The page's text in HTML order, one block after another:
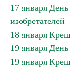
17 января
изобретателей
18 января
19 января
19 января